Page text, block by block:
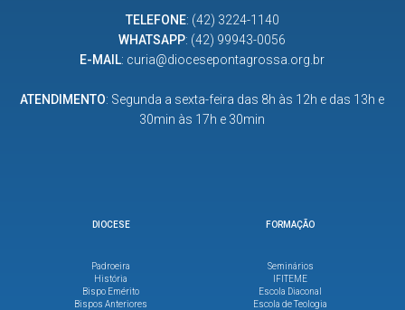
TELEFONE: (42) 3224-1140
WHATSAPP: (42) 99943-0056
E-MAIL: curia@diocesepontagrossa.org.br
ATENDIMENTO: Segunda a sexta-feira das 8h às 12h e das 13h e
30min às 17h e 30min
DIOCESE
Padroeira
História
Bispo Emérito
Bispos Anteriores
FORMAÇÃO
Seminários
IFITEME
Escola Diaconal
Escola de Teologia